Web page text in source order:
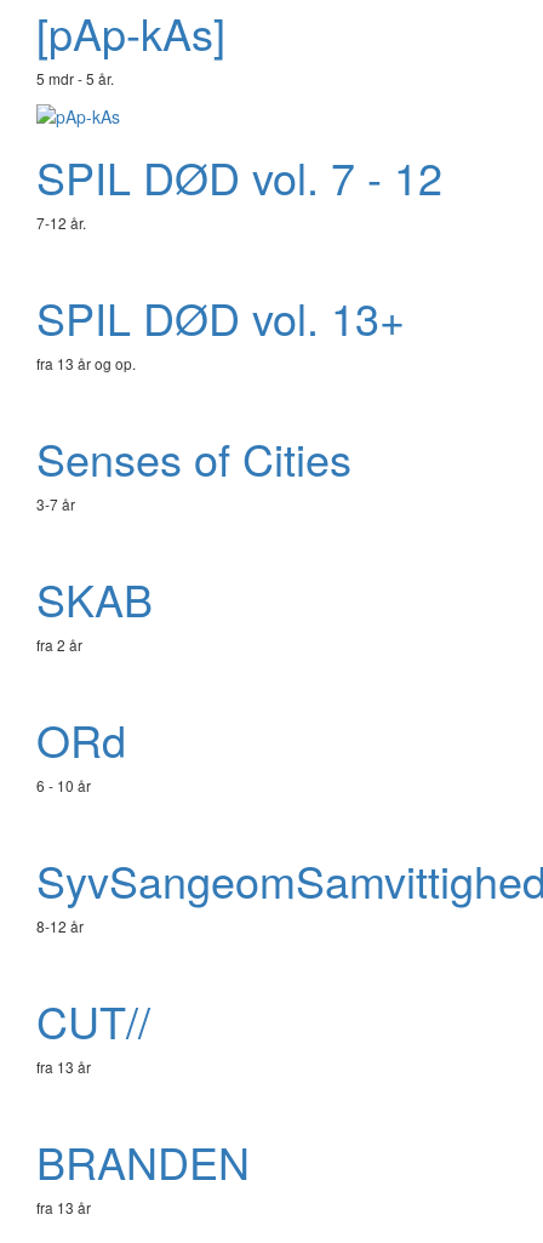
[pAp-kAs]
5 mdr - 5 år.
SPIL DØD vol. 7 - 12
7-12 år.
SPIL DØD vol. 13+
fra 13 år og op.
Senses of Cities
3-7 år
SKAB
fra 2 år
ORd
6 - 10 år
8-12 år
CUT//
fra 13 år
BRANDEN
fra 13 år